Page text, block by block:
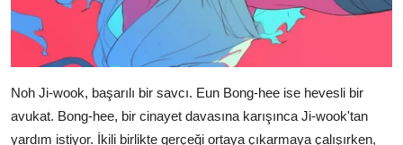
Noh Ji-wook, başarılı bir savcı. Eun Bong-hee ise hevesli bir
avukat. Bong-hee, bir cinayet davasına karışınca Ji-wook'tan
yardım istiyor. İkili birlikte gerçeği ortaya çıkarmaya çalışırken,